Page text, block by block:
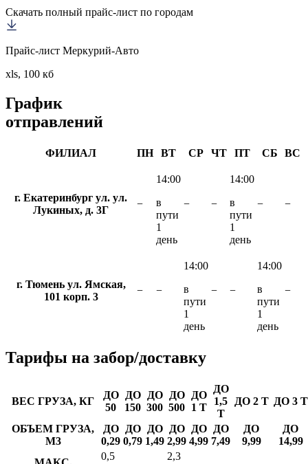
Скачать полный прайс-лист по городам
Прайс-лист Меркурий-Авто
xls, 100 кб
График
отправлений
ФИЛИАЛ ПН ВТ СР ЧТ ПТ СБ ВС
г. Екатеринбург ул. ул.
Лукиных, д. 3Г
−
14:00
в
пути
1
день
− −
14:00
в
пути
1
день
− −
г. Тюмень ул. Ямская,
101 корп. 3
− −
14:00
в
пути
1
день
− −
14:00
в
пути
1
день
−
Тарифы на забор/доставку
ВЕС ГРУЗА, КГ
ДО
50
ДО
150
ДО
300
ДО
500
ДО
1 Т
ДО
1,5
Т
ДО 2 Т ДО 3 Т
ОБЪЕМ ГРУЗА,
М3
ДО
0,29
ДО
0,79
ДО
1,49
ДО
2,99
ДО
4,99
ДО
7,49
ДО
9,99
ДО
14,99
0,5
2,3